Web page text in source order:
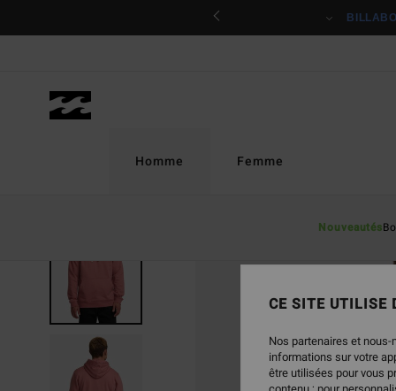
BILLABONG CREW Livraison et retours
Homme
Nouveautés
Femme
CE SITE UTILISE
Nos partenaires et
informations sur votre
être utilisées pour vous